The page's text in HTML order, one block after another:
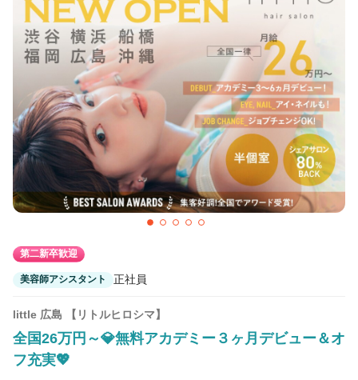
第二新卒歓迎
美容師アシスタント 正社員
little 広島 【リトルヒロシマ】
全国26万円～💎無料アカデミー３ヶ月デビュー＆オ
フ充実💖